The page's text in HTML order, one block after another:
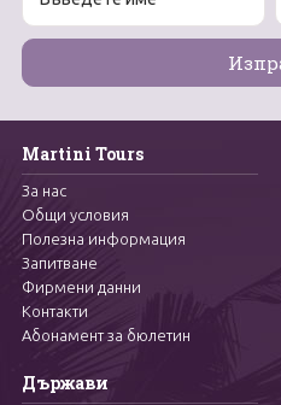
Martini Tours
За нас
Общи условия
Полезна информация
Запитване
Фирмени данни
Контакти
Абонамент за бюлетин
Държави